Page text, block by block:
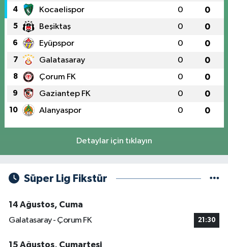
4 Kocaelispor 0 0
5 Beşiktaş 0 0
6 Eyüpspor 0 0
7 Galatasaray 0 0
8 Çorum FK 0 0
9 Gaziantep FK 0 0
10 Alanyaspor 0 0
Detaylar için tıklayın
Süper Lig Fikstür
14 Ağustos, Cuma
Galatasaray - Çorum FK
21:30
15 Ağustos, Cumartesi